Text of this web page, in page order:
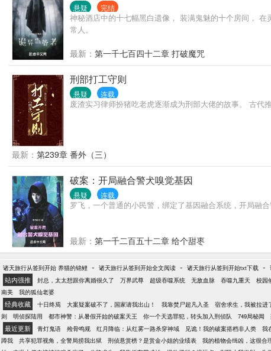
悬疑 完结
神秘酒店中的十七幅黑白遗像， 装满鬼魅的十个房间，
常人。
最新： 第一千七百四十二章 打破魔咒
刑部打工守则
悬疑 连载
废渣实习律师扮猪吃老虎逐渐成为刑部大佬的故事。 古代
最新： 第239章 番外（三）
破案：开局融合警犬嗅觉基因
悬疑 连载
罗飞，一个普通的小民警，绑定了基因融合系统，开局融
最新： 第一千二百五十二章 给个甜枣
诸天旅行从签到开始 养猫的锦鲤 - 诸天旅行从签到开始全文阅读 - 诸天旅行从签到开始txt下载 -
站内强推 封总，太太想跟你离婚很久了 万界武尊 超级吞噬系统 无敌血脉 吞噬九重天 校园
南美
我的狐仙老婆
经典收藏 十日终焉 大案疑案破不了，国家请我出山！ 我靠焚尸超凡入圣 宿舍求生，我被拉进
则
明侦探陆用 都市神警：从暑假开始的破案天王 你一个天选罪犯，转头加入刑侦队 749局秘闻
最近更新 青灯鬼语 殓骨鸣规 红月降临：从红雾一路杀穿神域 见诡！我的破案搭档非人类 我
蹲我
共享犯罪视角，全警局捞我出狱 刑侦悬赏榜？是赏金小姐的业绩表 我的植物会缉凶，这很合